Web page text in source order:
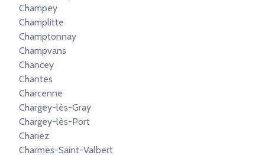
Champey
Champlitte
Champtonnay
Champvans
Chancey
Chantes
Charcenne
Chargey-lès-Gray
Chargey-lès-Port
Chariez
Charmes-Saint-Valbert